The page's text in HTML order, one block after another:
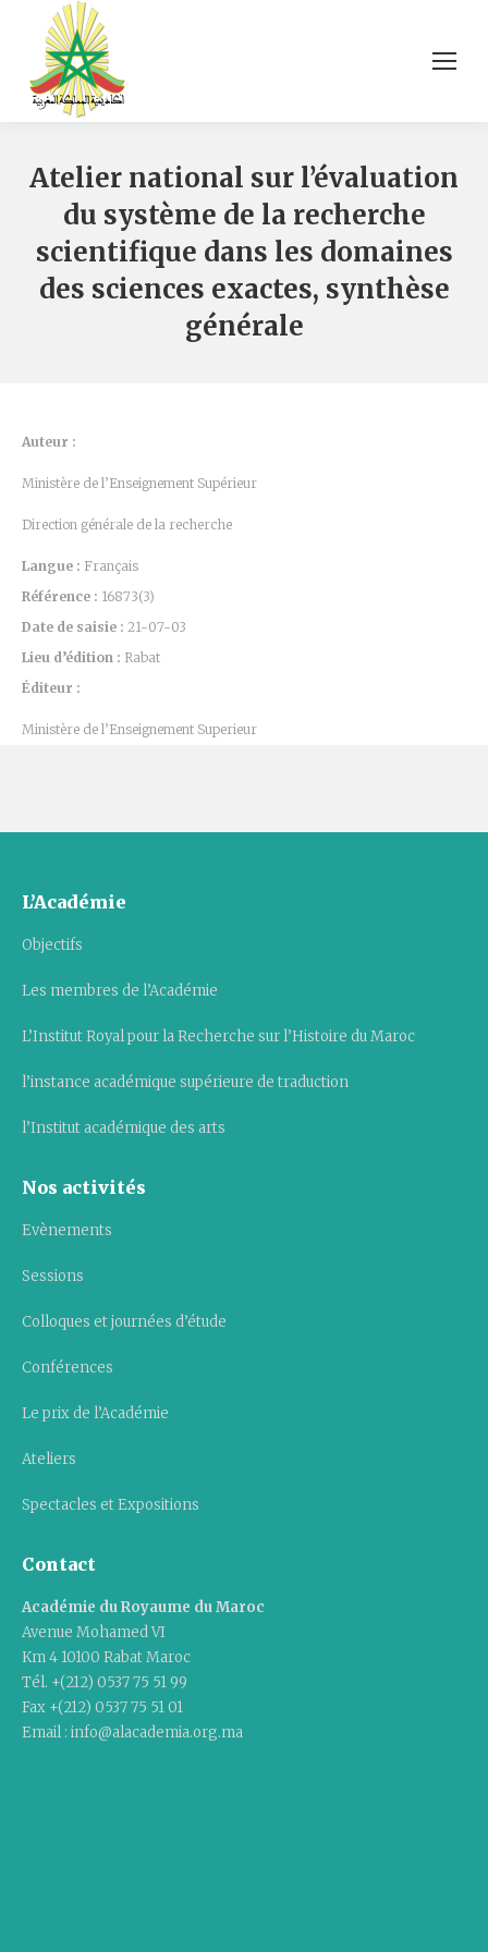
Atelier national sur l’évaluation
du système de la recherche
scientifique dans les domaines
des sciences exactes, synthèse
générale
Auteur :
Ministère de l’Enseignement Supérieur
Direction générale de la recherche
Langue : Français
Référence : 16873(3)
Date de saisie : 21-07-03
Lieu d’édition : Rabat
Éditeur :
Ministère de l’Enseignement Superieur
L’Académie
Objectifs
Les membres de l’Académie
L’Institut Royal pour la Recherche sur l’Histoire du Maroc
l’instance académique supérieure de traduction
l’Institut académique des arts
Nos activités
Evènements
Sessions
Colloques et journées d’étude
Conférences
Le prix de l’Académie
Ateliers
Spectacles et Expositions
Contact
Académie du Royaume du Maroc
Avenue Mohamed VI
Km 4 10100 Rabat Maroc
Tél. +(212) 0537 75 51 99
Fax +(212) 0537 75 51 01
Email : info@alacademia.org.ma